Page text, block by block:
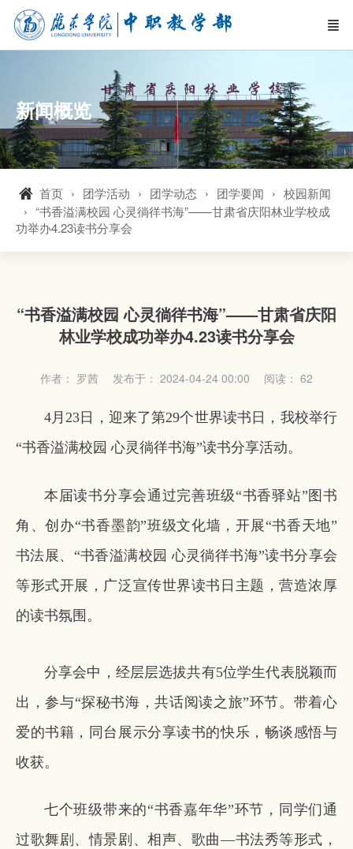
新闻概览
首页 团学活动 团学动态 团学要闻
校园新闻
“书香溢满校园 心灵徜徉书海”——甘肃省庆阳林业学校成
功举办4.23读书分享会
“书香溢满校园 心灵徜徉书海”——甘肃省庆阳
林业学校成功举办4.23读书分享会
作者： 罗茜 发布于： 2024-04-24 00:00 阅读： 62
4月23日，迎来了第29个世界读书日，我校举行
“书香溢满校园 心灵徜徉书海”读书分享活动。
本届读书分享会通过完善班级“书香驿站”图书
角、创办“书香墨韵”班级文化墙，开展“书香天地”
书法展、“书香溢满校园 心灵徜徉书海”读书分享会
等形式开展，广泛宣传世界读书日主题，营造浓厚
的读书氛围。
分享会中，经层层选拔共有5位学生代表脱颖而
出，参与“探秘书海，共话阅读之旅”环节。带着心
爱的书籍，同台展示分享读书的快乐，畅谈感悟与
收获。
七个班级带来的“书香嘉年华”环节，同学们通
过歌舞剧、情景剧、相声、歌曲—书法秀等形式，